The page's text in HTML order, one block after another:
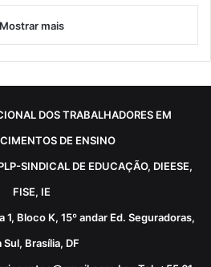
Mostrar mais
DOS TRABALHADORES EM
DE ENSINO
SINDICAL DE EDUCAÇÃO, DIEESE,
FISE, IE
Bloco K, 15º andar Ed. Seguradoras,
Sul, Brasília, DF